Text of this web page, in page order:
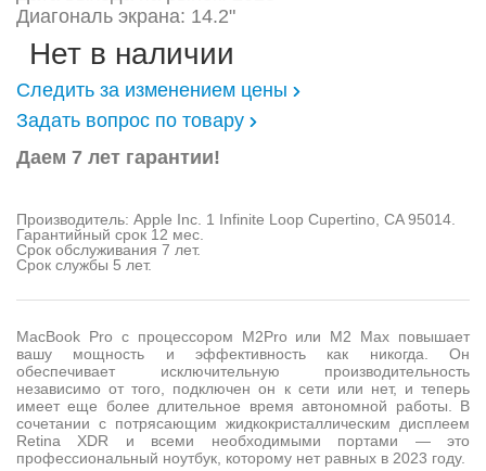
Диагональ экрана: 14.2"
Нет в наличии
Следить за изменением цены
Задать вопрос по товару
Даем 7 лет гарантии!
Производитель: Apple Inc. 1 Infinite Loop Cupertino, CA 95014.
Гарантийный срок 12 мес.
Срок обслуживания 7 лет.
Срок службы 5 лет.
MacBook Pro с процессором M2Pro или M2 Max повышает
вашу мощность и эффективность как никогда. Он
обеспечивает исключительную производительность
независимо от того, подключен он к сети или нет, и теперь
имеет еще более длительное время автономной работы. В
сочетании с потрясающим жидкокристаллическим дисплеем
Retina XDR и всеми необходимыми портами — это
профессиональный ноутбук, которому нет равных в 2023 году.